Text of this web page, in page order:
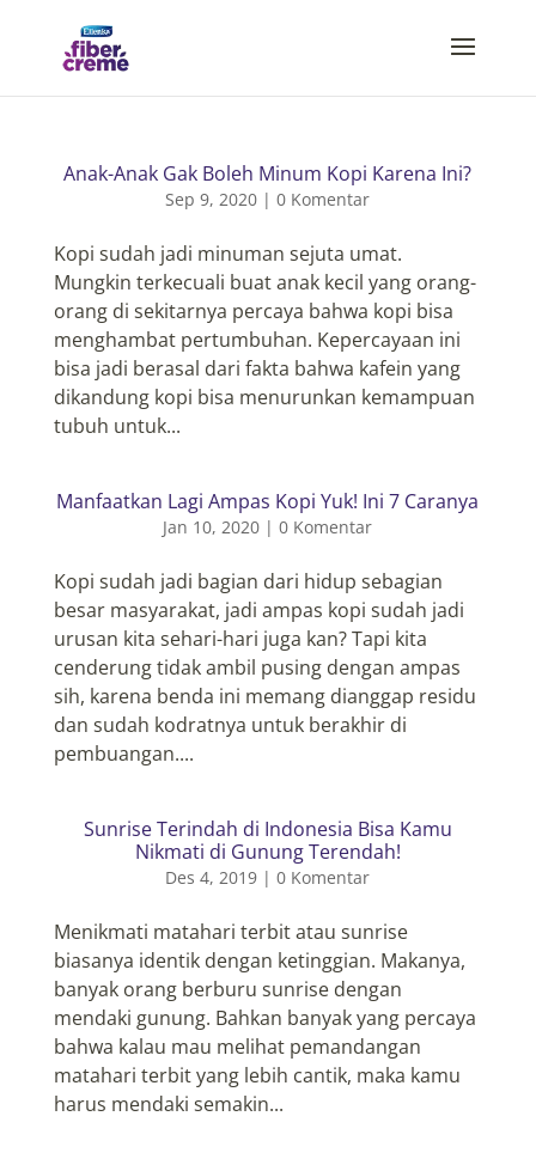
Anak-Anak Gak Boleh Minum Kopi Karena Ini?
Sep 9, 2020 |0 Komentar
Kopi sudah jadi minuman sejuta umat.
Mungkin terkecuali buat anak kecil yang orang-
orang di sekitarnya percaya bahwa kopi bisa
menghambat pertumbuhan. Kepercayaan ini
bisa jadi berasal dari fakta bahwa kafein yang
dikandung kopi bisa menurunkan kemampuan
tubuh untuk...
Manfaatkan Lagi Ampas Kopi Yuk! Ini 7 Caranya
Jan 10, 2020 |0 Komentar
Kopi sudah jadi bagian dari hidup sebagian
besar masyarakat, jadi ampas kopi sudah jadi
urusan kita sehari-hari juga kan? Tapi kita
cenderung tidak ambil pusing dengan ampas
sih, karena benda ini memang dianggap residu
dan sudah kodratnya untuk berakhir di
pembuangan....
Sunrise Terindah di Indonesia Bisa Kamu
Nikmati di Gunung Terendah!
Des 4, 2019 |0 Komentar
Menikmati matahari terbit atau sunrise
biasanya identik dengan ketinggian. Makanya,
banyak orang berburu sunrise dengan
mendaki gunung. Bahkan banyak yang percaya
bahwa kalau mau melihat pemandangan
matahari terbit yang lebih cantik, maka kamu
harus mendaki semakin...